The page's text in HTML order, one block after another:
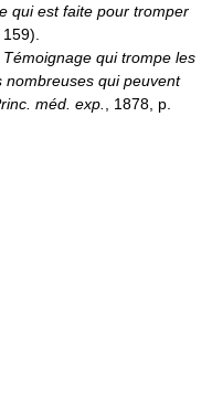
qui est faite pour tromper
Témoignage qui trompe les
nombreuses qui peuvent
méd. exp.
, 1878, p.